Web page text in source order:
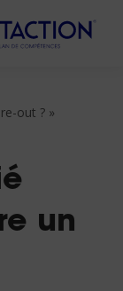
out ? »
un